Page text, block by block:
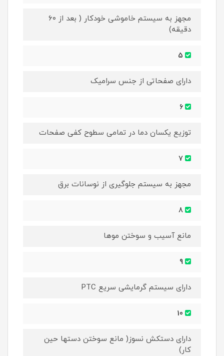
مجهز به سیستم خاموشی خودکار ( بعد از ۶۰
دقیقه)
دارای صفحاتی از جنس سرامیک
توزیع یکسان دما در تمامی سطوح کفی صفحات
مجهز به سیستم جلوگیری از نوسانات برق
مانع آسیب و سوختن موها
دارای سیستم گرمایشی سریع PTC
دارای دستکش نسوز( مانع سوختن دستها حین
کار)